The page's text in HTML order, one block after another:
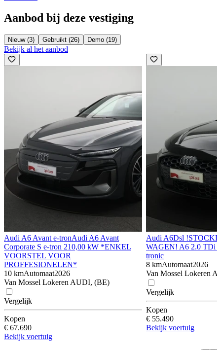
Aanbod bij deze vestiging
Nieuw (3) Gebruikt (26) Demo (19)
Bekijk al het aanbod
Audi A6 Avant e-tronAudi A6 Avant
Corporate S e-tron 210,00 kW *ENKEL
VOORSTEL VOOR
PROFFESIONELEN*
10 kmAutomaat2026
Van Mossel Lokeren AUDI, (BE)
Vergelijk
Kopen
€ 67.690
Bekijk voertuig
Audi A6Dsl
WAGEN! A6 2.0 TDi
tronic
8 kmAutomaat2026
Van Mossel Lokeren
Vergelijk
Kopen
€ 55.490
Bekijk voertuig